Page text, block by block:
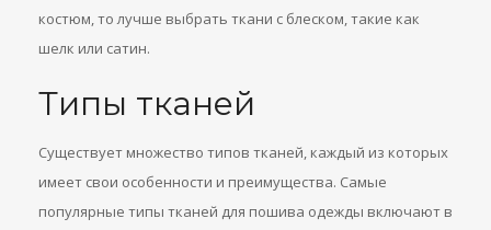
костюм, то лучше выбрать ткани с блеском, такие как
шелк или сатин.
Типы тканей
Существует множество типов тканей, каждый из которых
имеет свои особенности и преимущества. Самые
популярные типы тканей для пошива одежды включают в